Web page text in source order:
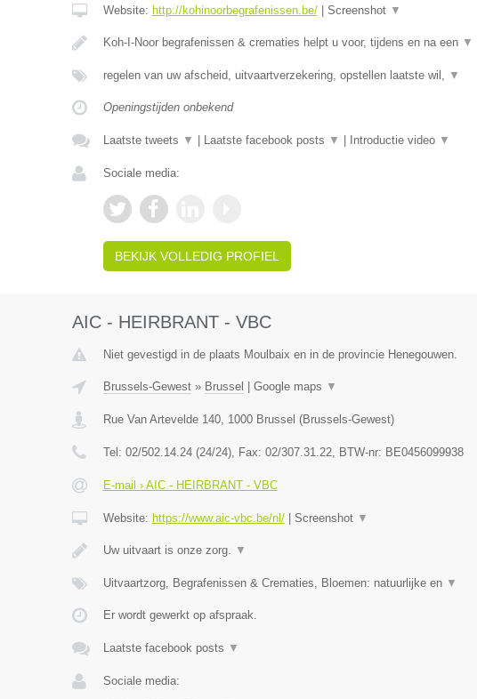
Website: http://kohinoorbegrafenissen.be/| Screenshot ▼
Koh-I-Noor begrafenissen & crematies helpt u voor, tijdens en na een ▼
regelen van uw afscheid, uitvaartverzekering, opstellen laatste wil, ▼
Openingstijden onbekend
Laatste tweets ▼ Laatste facebook posts ▼ Introductie video ▼
Sociale media:
BEKIJK VOLLEDIG PROFIEL
AIC - HEIRBRANT - VBC
Niet gevestigd in de plaats Moulbaix en in de provincie Henegouwen.
Brussels-Gewest» Brussel Google maps ▼
Rue Van Artevelde 140, 1000 Brussel (Brussels-Gewest)
Tel: 02/502.14.24 (24/24), Fax: 02/307.31.22, BTW-nr: BE0456099938
E-mail › AIC - HEIRBRANT - VBC
Website: https://www.aic-vbc.be/nl/| Screenshot ▼
Uw uitvaart is onze zorg. ▼
Uitvaartzorg, Begrafenissen & Crematies, Bloemen: natuurlijke en ▼
Er wordt gewerkt op afspraak.
Laatste facebook posts ▼
Sociale media: